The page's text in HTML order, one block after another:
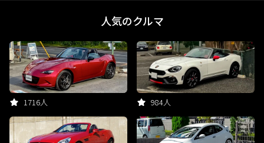
人気のクルマ
1716人 984人